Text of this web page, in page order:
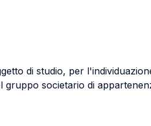
di studio, per
gruppo societario di